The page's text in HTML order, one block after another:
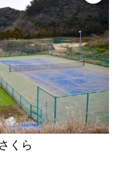
くら